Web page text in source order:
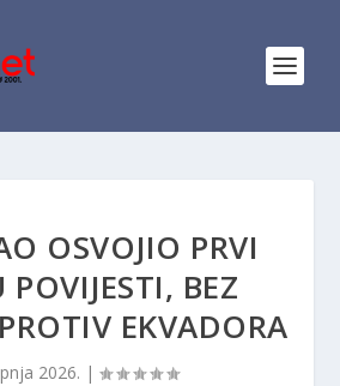
OSVOJIO PRVI
POVIJESTI, BEZ
EKVADORA
2026. |